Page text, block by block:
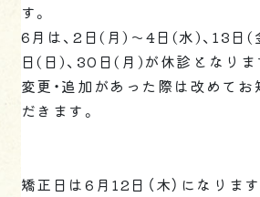
す。
6月は、2日(月)～4日(水)、13日(
日(日)、30日(月)が休診となりま
変更・追加があった際は改めて
だきます。
矯正日は6月12日（木）になります